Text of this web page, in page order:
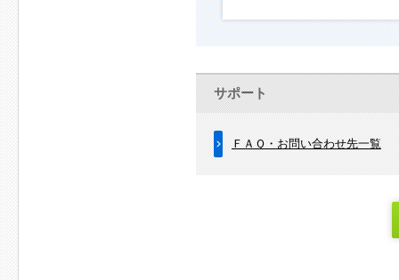
サポート
ＦＡＱ・お問い合わせ先一覧